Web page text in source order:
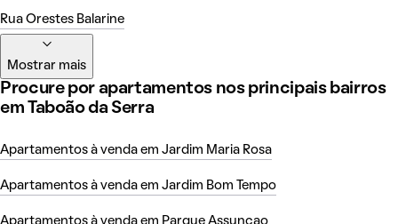
Rua Orestes Balarine
Mostrar mais
Procure por apartamentos nos principais bairros
em Taboão da Serra
Apartamentos à venda em Jardim Maria Rosa
Apartamentos à venda em Jardim Bom Tempo
Apartamentos à venda em Parque Assuncao